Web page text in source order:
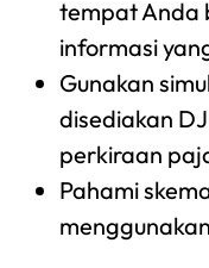
tempat Anda
informasi
Gunakan
disediakan
perkiraan
Pahami